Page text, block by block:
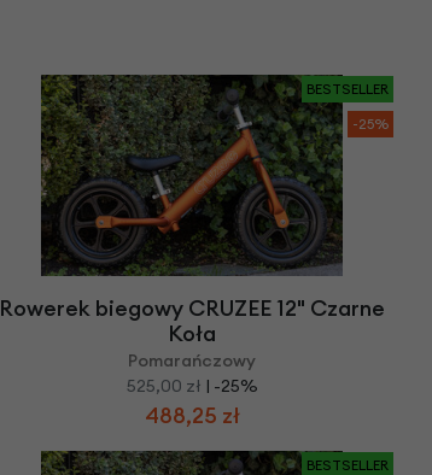
BESTSELLER
-25%
Rowerek biegowy CRUZEE 12" Czarne
Koła
Pomarańczowy
525,00 zł | -25%
488,25 zł
BESTSELLER